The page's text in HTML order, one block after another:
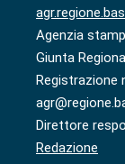
Agenzia
Giunta
Registrazione
Direttore
Redazione